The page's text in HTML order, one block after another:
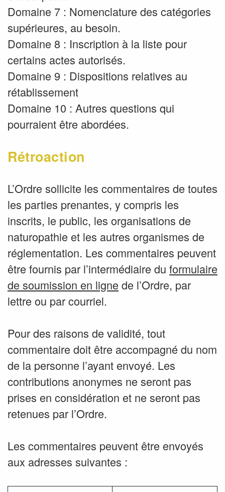
Domaine 7 : Nomenclature des catégories
supérieures, au besoin.
Domaine 8 : Inscription à la liste pour
certains actes autorisés.
Domaine 9 : Dispositions relatives au
rétablissement
Domaine 10 : Autres questions qui
pourraient être abordées.
Rétroaction
L’Ordre sollicite les commentaires de toutes
les parties prenantes, y compris les
inscrits, le public, les organisations de
naturopathie et les autres organismes de
réglementation. Les commentaires peuvent
être fournis par l’intermédiaire du formulaire
de soumission en ligne de l’Ordre, par
lettre ou par courriel.
Pour des raisons de validité, tout
commentaire doit être accompagné du nom
de la personne l’ayant envoyé. Les
contributions anonymes ne seront pas
prises en considération et ne seront pas
retenues par l’Ordre.
Les commentaires peuvent être envoyés
aux adresses suivantes :